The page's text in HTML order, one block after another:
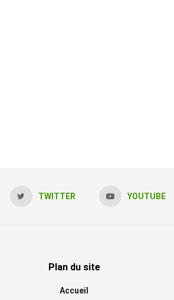
TWITTER YOUTUBE
Plan du site
Accueil